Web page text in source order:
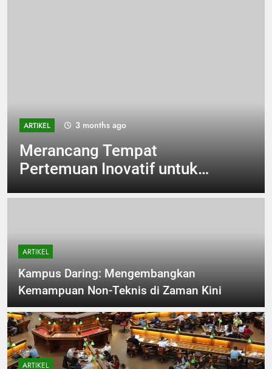
ARTIKEL 3 months ago
Merancang Tempat
Pertemuan Inovatif untuk
ARTIKEL
Kampus Daring: Mengembangkan
Kemampuan Non-Teknis di Zaman Kini
ARTIKEL